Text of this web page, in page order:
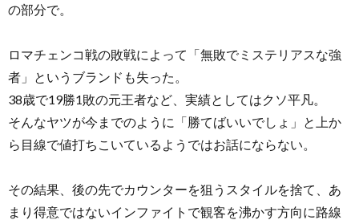
の部分で。
ロマチェンコ戦の敗戦によって「無敗でミステリアスな強
者」というブランドも失った。
38歳で19勝1敗の元王者など、実績としてはクソ平凡。
そんなヤツが今までのように「勝てばいいでしょ」と上か
ら目線で値打ちこいているようではお話にならない。
その結果、後の先でカウンターを狙うスタイルを捨て、あ
まり得意ではないインファイトで観客を沸かす方向に路線